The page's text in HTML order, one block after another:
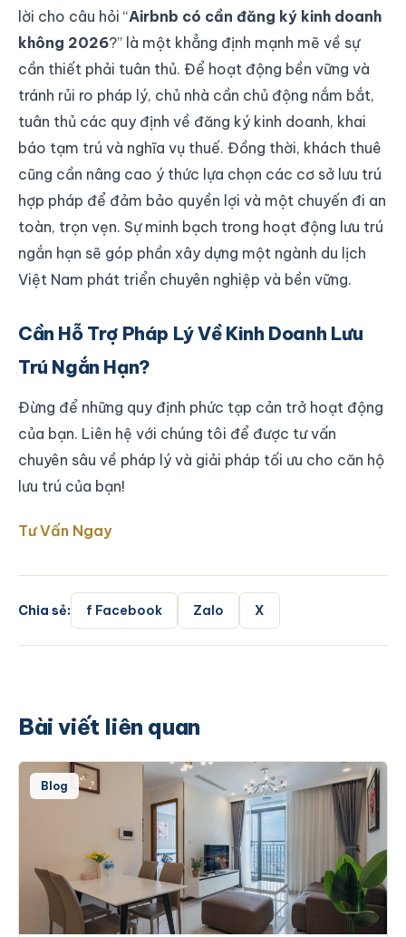
lời cho câu hỏi “Airbnb có cần đăng ký kinh doanh
không 2026?” là một khẳng định mạnh mẽ về sự
cần thiết phải tuân thủ. Để hoạt động bền vững và
tránh rủi ro pháp lý, chủ nhà cần chủ động nắm bắt,
tuân thủ các quy định về đăng ký kinh doanh, khai
báo tạm trú và nghĩa vụ thuế. Đồng thời, khách thuê
cũng cần nâng cao ý thức lựa chọn các cơ sở lưu trú
hợp pháp để đảm bảo quyền lợi và một chuyến đi an
toàn, trọn vẹn. Sự minh bạch trong hoạt động lưu trú
ngắn hạn sẽ góp phần xây dựng một ngành du lịch
Việt Nam phát triển chuyên nghiệp và bền vững.
Cần Hỗ Trợ Pháp Lý Về Kinh Doanh Lưu
Trú Ngắn Hạn?
Đừng để những quy định phức tạp cản trở hoạt động
của bạn. Liên hệ với chúng tôi để được tư vấn
chuyên sâu về pháp lý và giải pháp tối ưu cho căn hộ
lưu trú của bạn!
Tư Vấn Ngay
Chia sẻ: f Facebook Zalo X
Bài viết liên quan
Blog